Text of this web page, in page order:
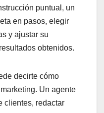
puntual, un
en pasos, elegir
y ajustar su
obtenidos.
decirte cómo
Un agente
clientes, redactar